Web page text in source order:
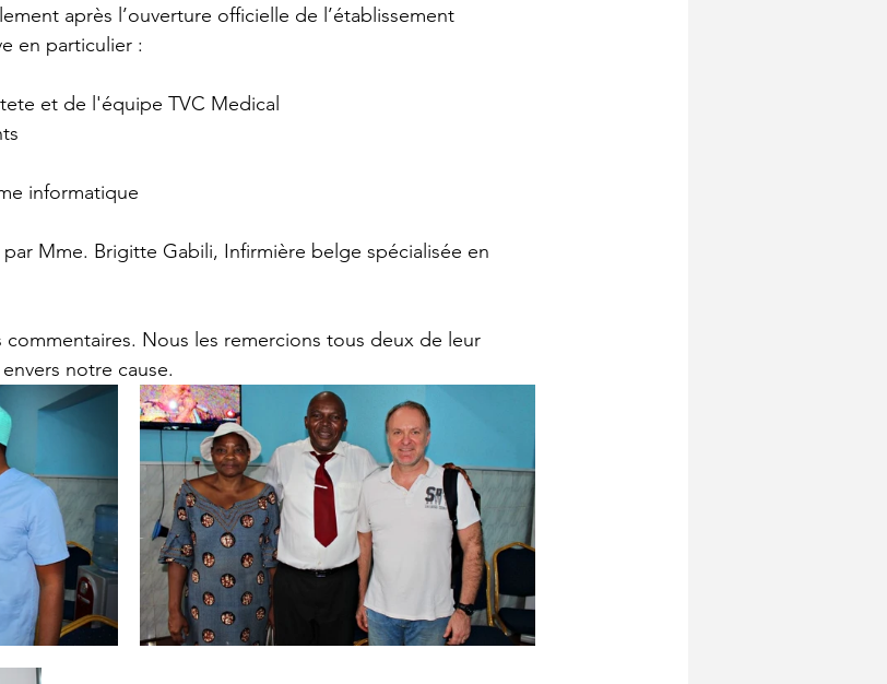
après l’ouverture officielle de l’établissement
en particulier :
et de l'équipe TVC Medical
informatique
Mme. Brigitte Gabili, Infirmière belge spécialisée en
Nous les remercions tous deux de leur
notre cause.